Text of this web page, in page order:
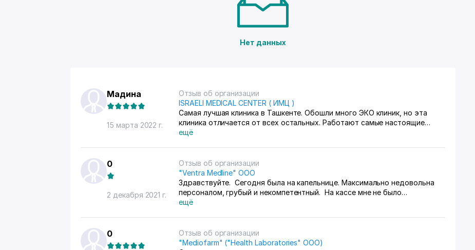
Нет данных
Мадина
15 марта 2022 г.
Отзыв об организации
ISRAELI MEDICAL CENTER ( ИМЦ )
Самая лучшая клиника в Ташкенте. Обошли много ЭКО клиник, но эта
клиника отличается от всех остальных. Работают самые настоящие
профессионалы. Спасибо за нашего малыша! :)
ещё
0
2 декабря 2021 г.
Отзыв об организации
"Ventra Medline" ООО
Здравствуйте. Сегодня была на капельнице. Максимально недовольна
персоналом, грубый и некомпетентный. На кассе мне не было
сказано,что процедурная работает до 15:00, но сама медсестра наехала
так как далее у меня начинается учёба. Но медсестра ложно обвинила
меня в постоянных поздних приходах. Возможно меня могли с кем то
ещё
0
Отзыв об организации
"Mediofarm" ("Health Laboratories" ООО)